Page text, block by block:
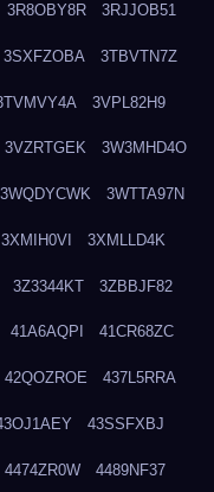
3R8OBY8R 3RJJOB51
3SXFZOBA 3TBVTN7Z
3VPL82H9
3VZRTGEK 3W3MHD4O
3WQDYCWK 3WTTA97N
3XMIH0VI 3XMLLD4K
3Z3344KT 3ZBBJF82
41A6AQPI 41CR68ZC
42QOZROE 437L5RRA
43SSFXBJ
4474ZR0W 4489NF37